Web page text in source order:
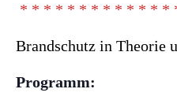
* * * * * * * * * * * * *
Brandschutz in Theorie
Programm: